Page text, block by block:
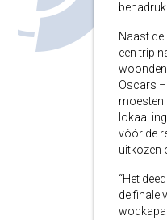
Naast
een trip
Oscars –
moesten
lokaal
vóór de
uitkozen
“Het
de finale